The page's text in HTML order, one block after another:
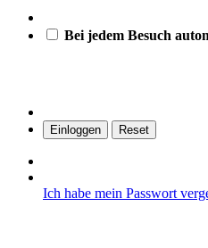
Bei jedem Besuch
Ich habe mein Passwort